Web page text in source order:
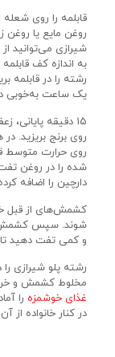
قابلمه را روی
روغن مایع یا روغن
شیرازی می‌توانید
به اندازه کف
یک ساعت به‌خوبی
۱۵ دقیقه
روی برنج بریزید.
روی حرارت متوسط
شده را در روغن
دارچین را اضافه
کشمش‌های از قبل
شوند. سپس کشمش‌ها
و کمی تفت دهید تا
رشته پلو شیرازی
مخلوط کشمش و
غذای خوشمزه را
در کنار خانواده از